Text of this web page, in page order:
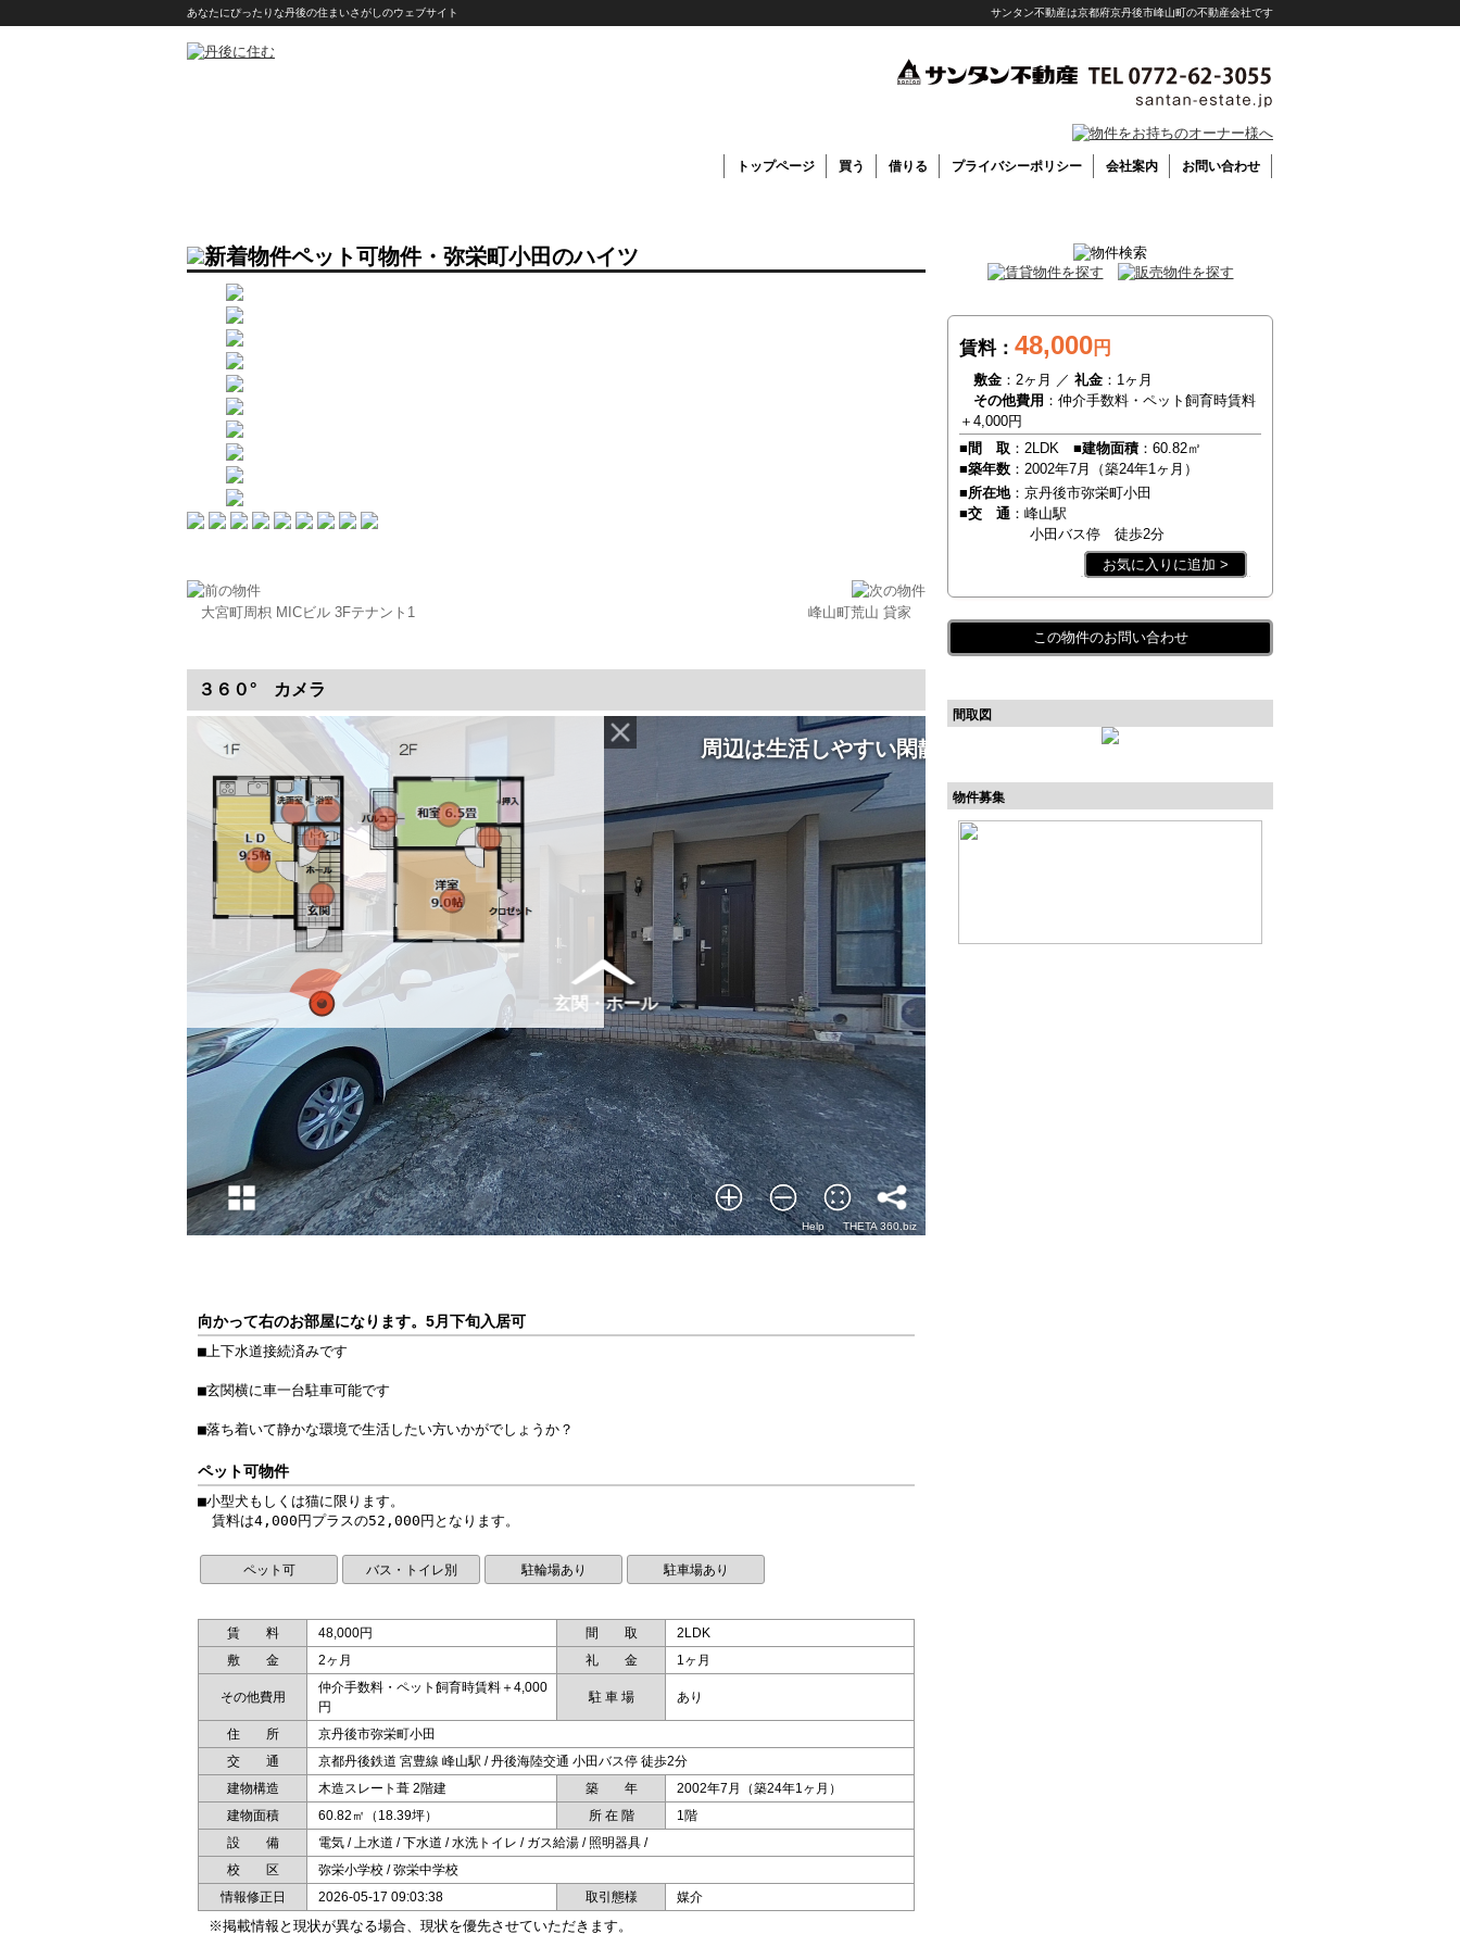
サンタン不動産は京都府京丹後市峰山町の不動産会社です
あなたにぴったりな丹後の住まいさがしのウェブサイト
トップページ 買う 借りる プライバシーポリシー 会社案内 お問い合わせ
ペット可物件・弥栄町小田のハイツ
大宮町周枳 MICビル 3Fテナント1 峰山町荒山 貸家
３６０° カメラ
向かって右のお部屋になります。5月下旬入居可
■上下水道接続済みです
■玄関横に車一台駐車可能です
■落ち着いて静かな環境で生活したい方いかがでしょうか？
ペット可物件
■小型犬もしくは猫に限ります。
ペット可 バス・トイレ別 駐輪場あり 駐車場あり
賃 料 48,000円 間 取
2LDK
敷 金
2ヶ月 礼 金 1ヶ月
その他費用
仲介手数料・ペット飼育時賃料＋4,000
円
駐 車 場 あり
住 所
京丹後市弥栄町小田
交 通
京都丹後鉄道 宮豊線 峰山駅 / 丹後海陸交通 小田バス停 徒歩2分
建物構造
木造スレート葺 2階建 築 年
2002年7月（築24年1ヶ月）
建物面積
60.82㎡（18.39坪） 所 在 階
1階
設 備
電気 / 上水道 / 下水道 / 水洗トイレ / ガス給湯 / 照明器具 /
校 区
弥栄小学校 / 弥栄中学校
情報修正日
2026-05-17 09:03:38 取引態様 媒介
※掲載情報と現状が異なる場合、現状を優先させていただきます。
賃料： 48,000円
敷金 ：2ヶ月 ／ 礼金 ：1ヶ月
その他費用 ：仲介手数料・ペット飼育時賃料
＋4,000円
■間 取 ：2LDK ■建物面積：60.82㎡
■築年数 ：2002年7月（築24年1ヶ月）
■所在地：京丹後市弥栄町小田
■交 通 ：峰山駅
小田バス停 徒歩2分
お気に入りに追加 >
この物件のお問い合わせ
間取図
物件募集